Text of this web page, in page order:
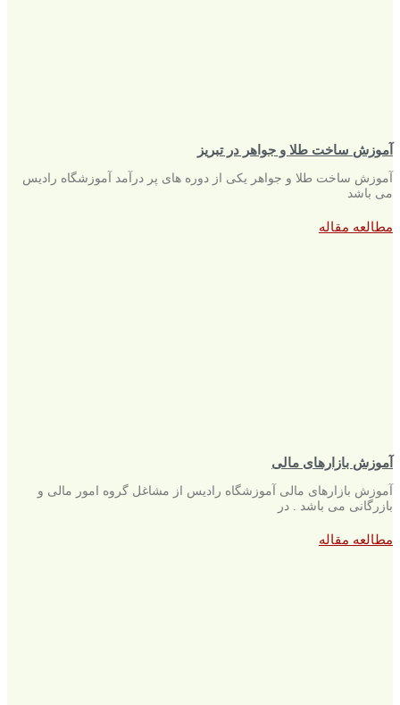
آموزش ساخت طلا و جواهر در تبریز
آموزش ساخت طلا و جواهر یکی از دوره های پر درآمد آموزشگاه رادیس
می باشد
مطالعه مقاله
آموزش بازارهای مالی
آموزش بازارهای مالی آموزشگاه رادیس از مشاغل گروه امور مالی و
بازرگانی می باشد . در
مطالعه مقاله